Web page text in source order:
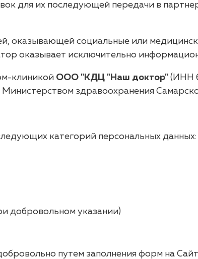
для их последующей передачи в
оказывающей социальные или
оказывает исключительно
клиникой ООО "КДЦ "Наш доктор" (ИНН
Министерством здравоохранения
категорий персональных данных:
добровольном указании)
путем заполнения форм на